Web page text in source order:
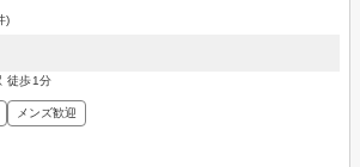
)
徒歩1分
メンズ歓迎